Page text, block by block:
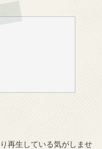
再生している気がしませ